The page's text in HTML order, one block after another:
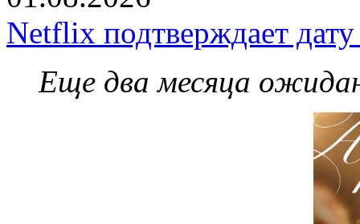
Netflix подтверждает
Еще два месяца